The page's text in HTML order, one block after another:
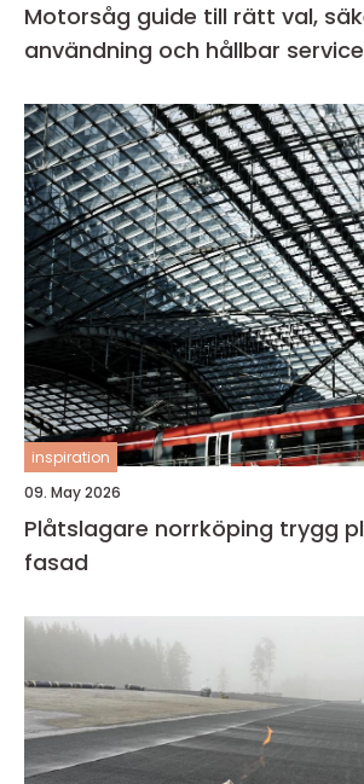
Motorsåg guide till rätt val, säker
användning och hållbar service
inspiration
09. May 2026
Plåtslagare norrköping trygg plåt på tak och
fasad